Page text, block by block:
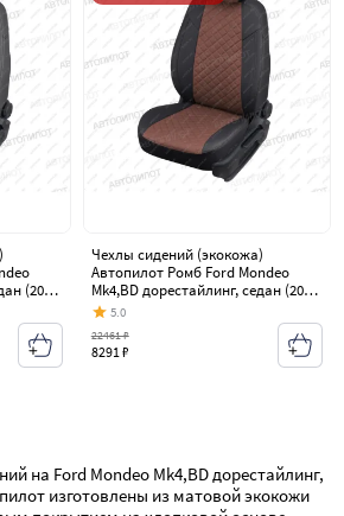
(2007-
Чехлы сидений (экокожа)
Автопилот Ромб Ford Mondeo
Mk4,BD дорестайлинг, седан (2007-
2010)
5.0
8291 ₽
22461 ₽
на Ford Mondeo Mk4,BD дорестайлинг,
изготовлены из матовой экокожи